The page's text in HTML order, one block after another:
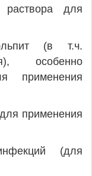
для
(в т.ч.
особенно
применения
применения
(для